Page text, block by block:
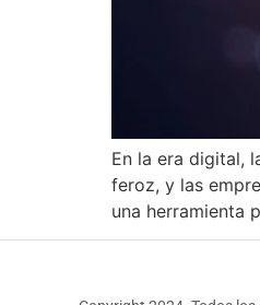
En la era digital,
feroz, y las
una herramienta